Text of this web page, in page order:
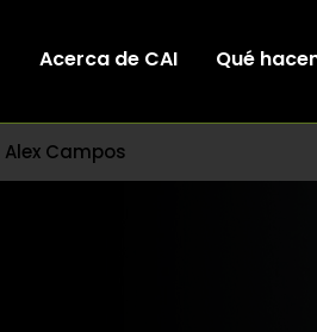
Acerca de CAI Qué
Alex Campos